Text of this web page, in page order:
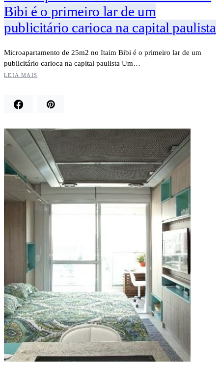
Bibi é o primeiro lar de um
publicitário carioca na capital paulista
Microapartamento de 25m2 no Itaim Bibi é o primeiro lar de um
publicitário carioca na capital paulista Um…
LEIA MAIS